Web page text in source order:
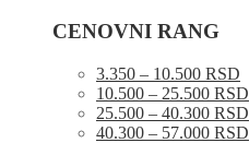
CENOVNI RANG
3.350 – 10.500 RSD
10.500 – 25.500 RSD
25.500 – 40.300 RSD
40.300 – 57.000 RSD